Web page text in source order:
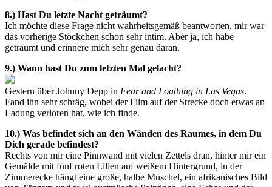
8.) Hast Du letzte Nacht geträumt?
Ich möchte diese Frage nicht wahrheitsgemäß beantworten, mir war
das vorherige Stöckchen schon sehr intim. Aber ja, ich habe
geträumt und erinnere mich sehr genau daran.
9.) Wann hast Du zum letzten Mal gelacht?
Gestern über Johnny Depp in Fear and Loathing in Las Vegas.
Fand ihn sehr schräg, wobei der Film auf der Strecke doch etwas an
Ladung verloren hat, wie ich finde.
10.) Was befindet sich an den Wänden des Raumes, in dem Du
Dich gerade befindest?
Rechts von mir eine Pinnwand mit vielen Zettels dran, hinter mir ein
Gemälde mit fünf roten Lilien auf weißem Hintergrund, in der
Zimmerecke hängt eine große, halbe Muschel, ein afrikanisches Bild